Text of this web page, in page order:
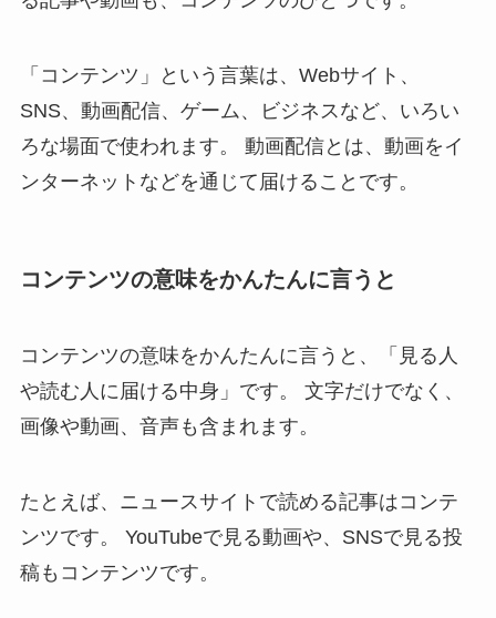
「コンテンツ」という言葉は、Webサイト、
SNS、動画配信、ゲーム、ビジネスなど、いろい
ろな場面で使われます。 動画配信とは、動画をイ
ンターネットなどを通じて届けることです。
コンテンツの意味をかんたんに言うと
コンテンツの意味をかんたんに言うと、「見る人
や読む人に届ける中身」です。 文字だけでなく、
画像や動画、音声も含まれます。
たとえば、ニュースサイトで読める記事はコンテ
ンツです。 YouTubeで見る動画や、SNSで見る投
稿もコンテンツです。